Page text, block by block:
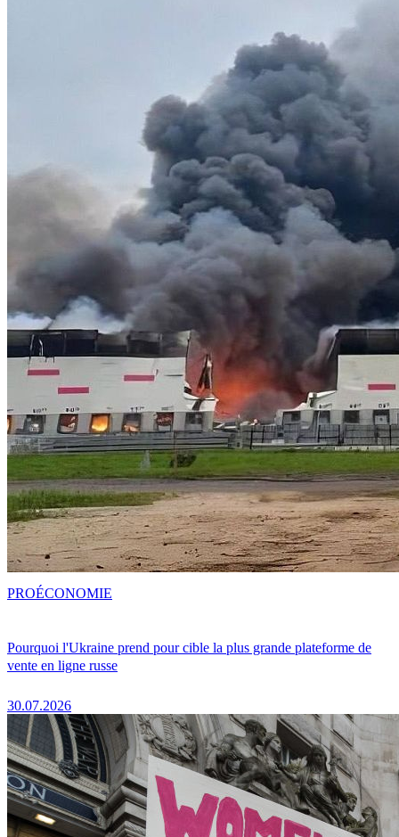
Pourquoi l'Ukraine prend pour cible la plus grande plateforme de
vente en ligne russe
30.07.2026
PROÉCONOMIE